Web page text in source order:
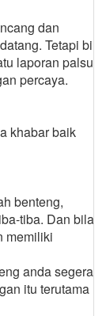
dan
Tetapi bila
laporan palsu
percaya.
khabar baik
benteng,
tiba. Dan bila
memiliki
anda segera
itu terutama